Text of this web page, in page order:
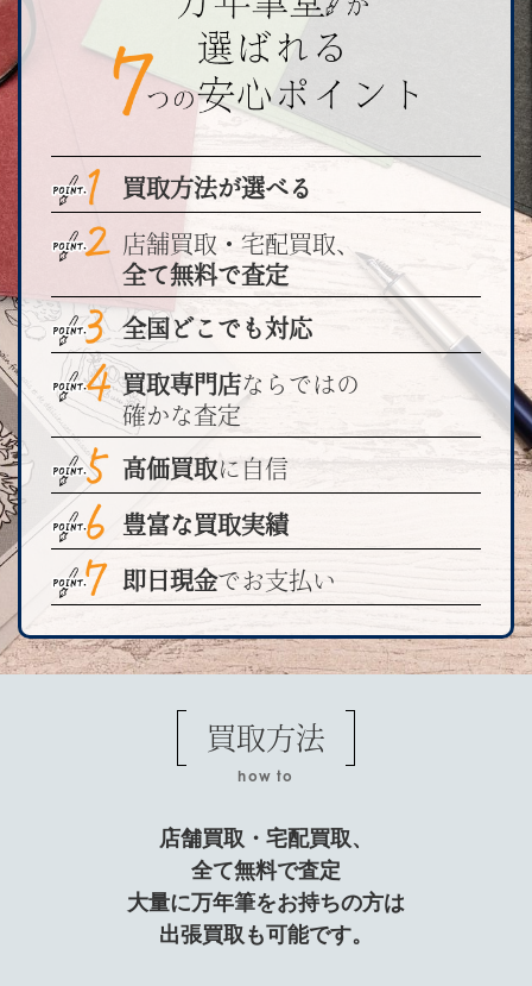
買取方法が選べる
店舗買取・宅配買取、
全て無料で査定
全国どこでも対応
買取専門店ならではの
確かな査定
高価買取に自信
豊富な買取実績
即日現金でお支払い
買取方法
how to
店舗買取・宅配買取、
全て無料で査定
大量に万年筆をお持ちの方は
出張買取も可能です。